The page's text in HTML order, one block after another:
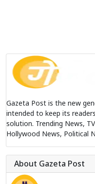
Gazeta Post is the new
intended to keep its
solution. Trending News,
Hollywood News, Political
About Gazeta Post